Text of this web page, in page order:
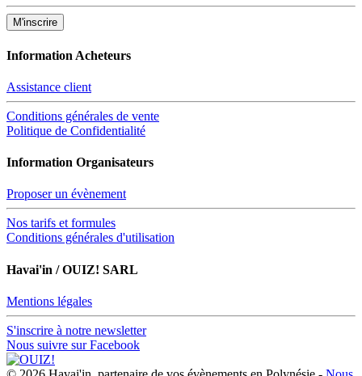
Information Acheteurs
Assistance client
Conditions générales de vente
Politique de Confidentialité
Information Organisateurs
Proposer un évènement
Nos tarifs et formules
Conditions générales d'utilisation
Havai'in / OUIZ! SARL
Mentions légales
S'inscrire à notre newsletter
Nous suivre sur Facebook